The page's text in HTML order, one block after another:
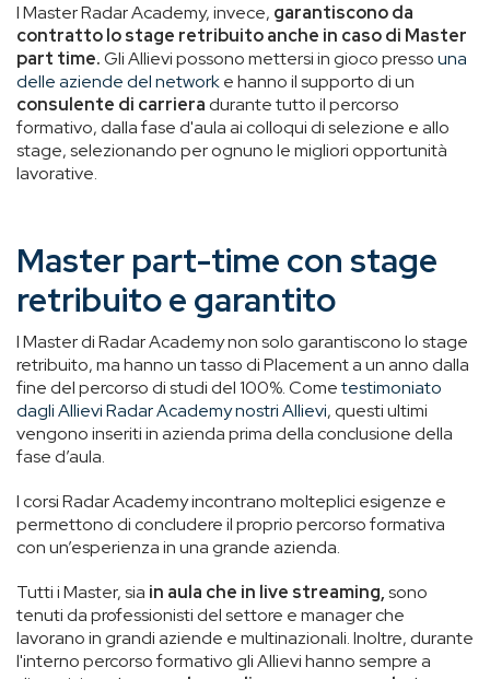
I Master Radar Academy, invece, garantiscono da
contratto lo stage retribuito anche in caso di Master
part time.Gli Allievi possono mettersi in gioco pressouna
delle aziende del networke hanno il supporto di un
consulente di carriera durante tutto il percorso
formativo, dalla fase d'aula ai colloqui di selezione e allo
stage, selezionando per ognuno le migliori opportunità
lavorative.
Master part-time con stage
retribuito e garantito
I Master di Radar Academy non solo garantiscono lo stage
retribuito, ma hanno un tasso di Placementa un anno dalla
fine del percorso di studi del 100%. Cometestimoniato
dagli Allievi Radar Academy nostri Allievi, questi ultimi
vengono inseriti in azienda prima della conclusione della
fase d’aula.
I corsiRadar Academy incontrano molteplici esigenze e
permettono di concludere il proprio percorso formativa
con un’esperienza in una grande azienda.
Tutti i Master, sia in aula che in live streaming,sono
tenuti da professionisti del settore e manager che
lavorano in grandi aziende e multinazionali. Inoltre, durante
l'interno percorso formativo gli Allievi hanno sempre a